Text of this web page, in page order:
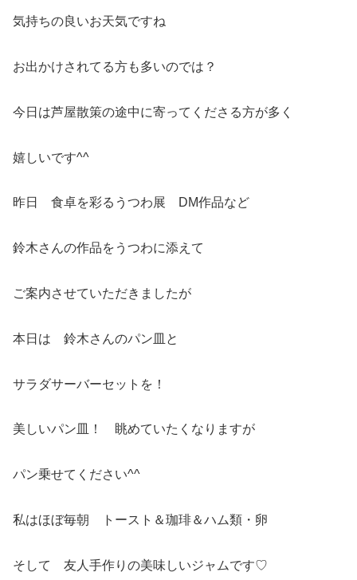
気持ちの良いお天気ですね
お出かけされてる方も多いのでは？
今日は芦屋散策の途中に寄ってくださる方が多く
嬉しいです^^
昨日 食卓を彩るうつわ展 DM作品など
鈴木さんの作品をうつわに添えて
ご案内させていただきましたが
本日は 鈴木さんのパン皿と
サラダサーバーセットを！
美しいパン皿！ 眺めていたくなりますが
パン乗せてください^^
私はほぼ毎朝 トースト＆珈琲＆ハム類・卵
そして 友人手作りの美味しいジャムです♡